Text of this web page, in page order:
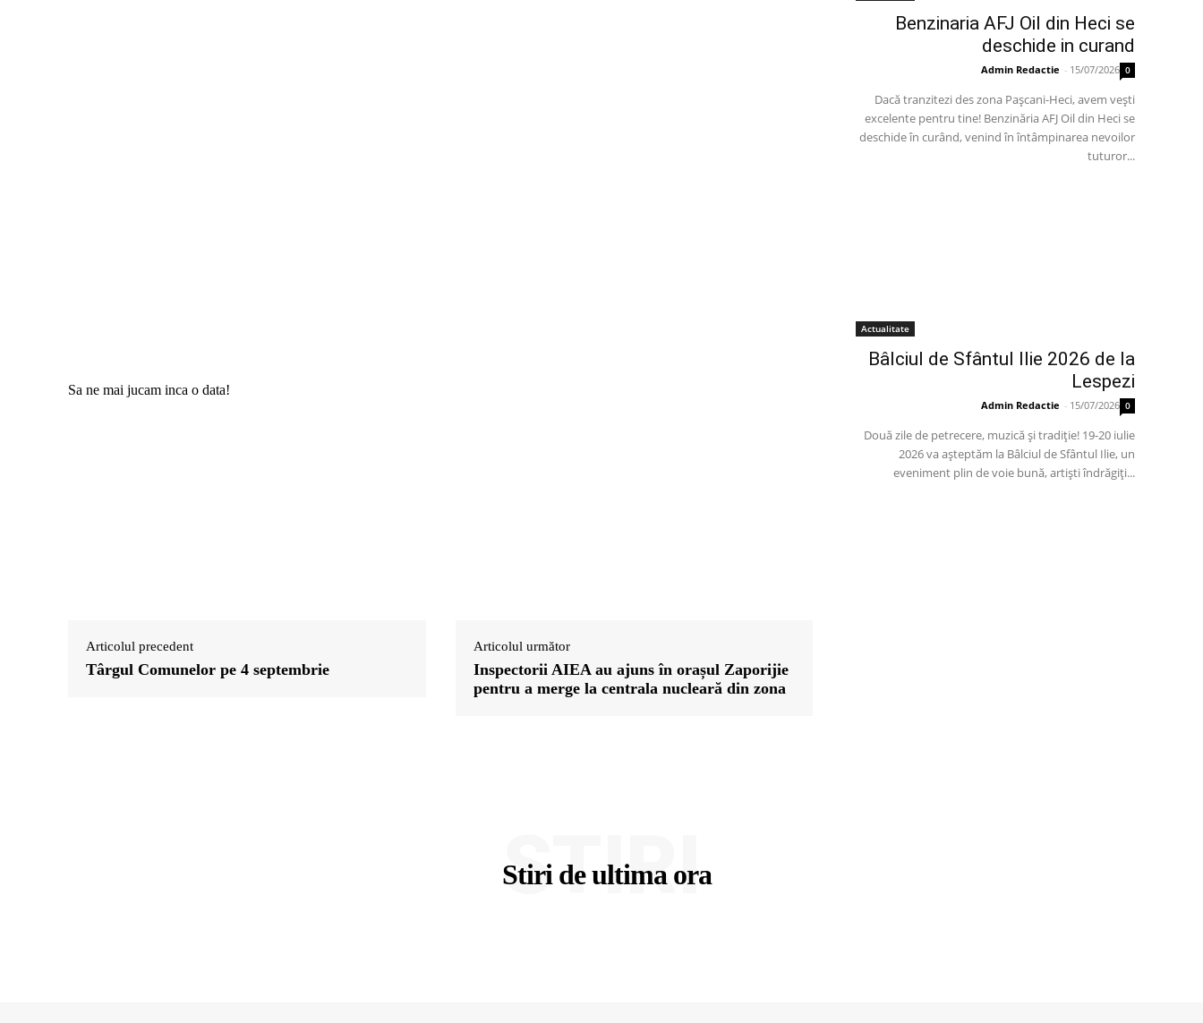
Sa ne mai jucam inca o data!
Articolul precedent
Târgul Comunelor pe 4 septembrie
Articolul următor
Inspectorii AIEA au ajuns în orașul Zaporijie
pentru a merge la centrala nucleară din zona
Benzinaria AFJ Oil din Heci se
deschide in curand
Admin Redactie - 15/07/2026 0
Dacă tranzitezi des zona Pașcani-Heci, avem vești
excelente pentru tine! Benzinăria AFJ Oil din Heci se
deschide în curând, venind în întâmpinarea nevoilor
tuturor...
Actualitate
Bâlciul de Sfântul Ilie 2026 de la
Lespezi
Admin Redactie - 15/07/2026 0
Două zile de petrecere, muzică și tradiție! 19-20 iulie
2026 va așteptăm la Bâlciul de Sfântul Ilie, un
eveniment plin de voie bună, artiști îndrăgiți...
Stiri de ultima ora
STIRI